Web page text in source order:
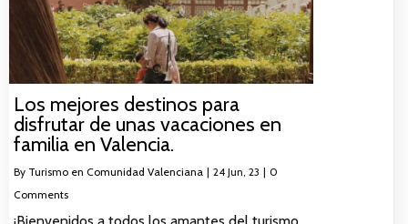
Los mejores destinos para
disfrutar de unas vacaciones en
familia en Valencia.
By Turismo en Comunidad Valenciana | 24 Jun, 23 | 0
Comments